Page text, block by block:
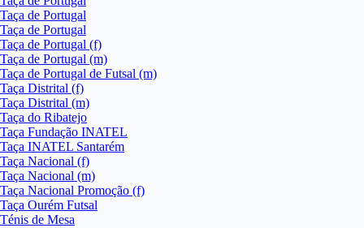
Taça de Portugal
Taça de Portugal
Taça de Portugal (f)
Taça de Portugal (m)
Taça de Portugal de Futsal (m)
Taça Distrital (f)
Taça Distrital (m)
Taça do Ribatejo
Taça Fundação INATEL
Taça INATEL Santarém
Taça Nacional (f)
Taça Nacional (m)
Taça Nacional Promoção (f)
Taça Ourém Futsal
Ténis de Mesa